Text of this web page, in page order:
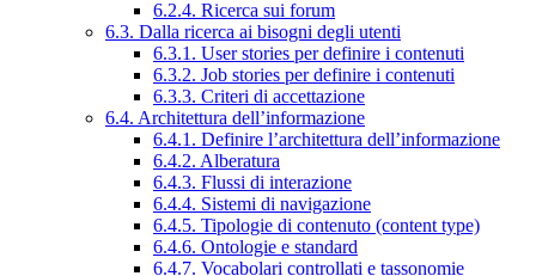
6.2.4. Ricerca sui forum
6.3. Dalla ricerca ai bisogni degli utenti
6.3.1. User stories per definire i contenuti
6.3.2. Job stories per definire i contenuti
6.3.3. Criteri di accettazione
6.4. Architettura dell’informazione
6.4.1. Definire l’architettura dell’informazione
6.4.2. Alberatura
6.4.3. Flussi di interazione
6.4.4. Sistemi di navigazione
6.4.5. Tipologie di contenuto (content type)
6.4.6. Ontologie e standard
6.4.7. Vocabolari controllati e tassonomie